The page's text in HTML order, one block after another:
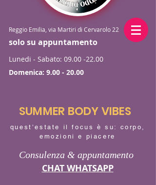
Lunedi - Sabato: 09.00 -22.00
Domenica: 9.00 - 20.00
Reggio Emilia, via Martiri di Cervarolo 22
solo su appuntamento
SUMMER BODY VIBES
quest’estate il focus è su: corpo,
emozioni e piacere
Consulenza & appuntamento
CHAT WHATSAPP